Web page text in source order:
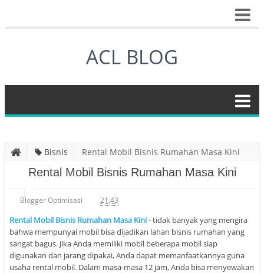
ACL BLOG
Bisnis Rental Mobil Bisnis Rumahan Masa Kini
Rental Mobil Bisnis Rumahan Masa Kini
Blogger Optimisasi 21.43
Rental Mobil Bisnis Rumahan Masa Kini- tidak banyak yang mengira
bahwa mempunyai mobil bisa dijadikan lahan bisnis rumahan yang
sangat bagus. Jika Anda memiliki mobil beberapa mobil siap
digunakan dan jarang dipakai, Anda dapat memanfaatkannya guna
usaha rental mobil. Dalam masa-masa 12 jam, Anda bisa menyewakan